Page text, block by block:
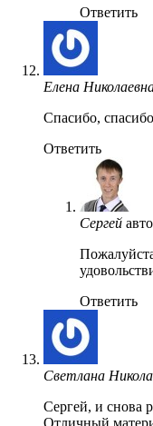
Ответить
Елена
Спасибо,
Ответить
Сергей
Ответить
Светлана
Сергей, и снова
Отличный